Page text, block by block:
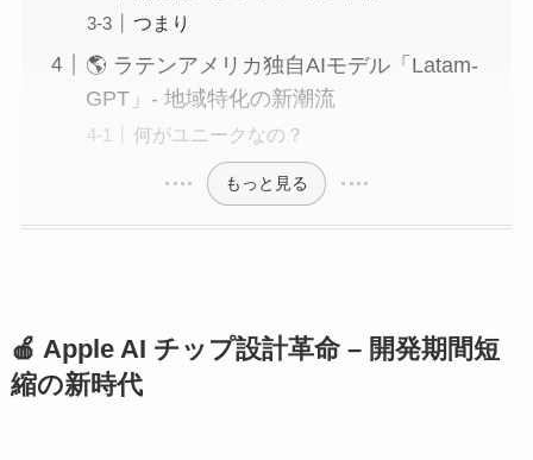
つまり
🌎 ラテンアメリカ独自AIモデル「Latam-
GPT」- 地域特化の新潮流
何がユニークなの？
もっと見る
🍎 Apple AI チップ設計革命 – 開発期間短
縮の新時代